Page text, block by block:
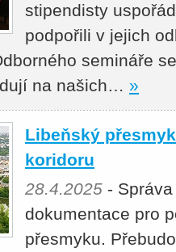
stipendisty
podpořili v jejich
semináře
na našich… »
Libeňský
koridoru
28.4.2025 -
dokumentace pro
přesmyku.